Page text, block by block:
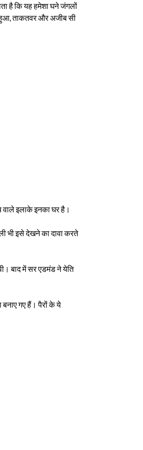
है कि यह हमेशा घने जंगलों
हुआ, ताकतवर और अजीब सी
वाले इलाके इनका घर है।
भी इसे देखने का दावा करते
बाद में सर एडमंड ने येति
बनाए गए हैं। पैरों के ये